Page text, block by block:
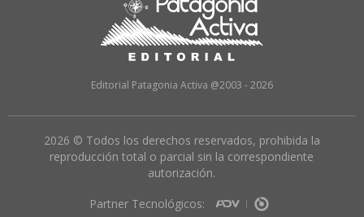
Editorial Patagonia Activa @2003 - 2026
2026 © Todos los derechos reservados, prohibida la
reproducción total o parcial sin la correspondiente
autorización.
Partner Tecnológicos: